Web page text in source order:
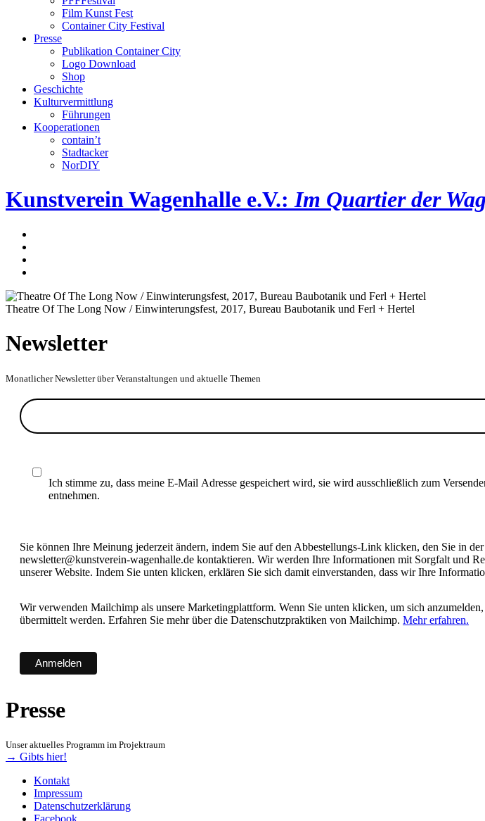
Film Kunst Fest
Container City Festival
Presse
Publikation Container City
Logo Download
Shop
Geschichte
Kulturvermittlung
Führungen
Kooperationen
contain’t
Stadtacker
NorDIY
Kunstverein Wagenhalle e.V.:Im Quartier der
Theatre Of The Long Now / Einwinterungsfest, 2017, Bureau Baubotanik und Ferl + Hertel
Newsletter
Monatlicher Newsletter über Veranstaltungen und aktuelle Themen
Ich stimme zu, dass meine E-Mail Adresse gespeichert wird, sie wird ausschließlich zum
entnehmen.
Sie können Ihre Meinung jederzeit ändern, indem Sie auf den Abbestellungs-Link klicken, den Sie in
newsletter@kunstverein-wagenhalle.de kontaktieren. Wir werden Ihre Informationen mit Sorgfalt und
unserer Website. Indem Sie unten klicken, erklären Sie sich damit einverstanden, dass wir Ihre
Wir verwenden Mailchimp als unsere Marketingplattform. Wenn Sie unten klicken, um sich
übermittelt werden. Erfahren Sie mehr über die Datenschutzpraktiken von Mailchimp. Mehr erfahren.
Presse
Unser aktuelles Programm im Projektraum
→ Gibts hier!
Kontakt
Impressum
Datenschutzerklärung